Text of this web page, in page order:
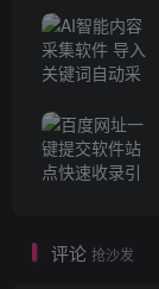
评论 抢沙发